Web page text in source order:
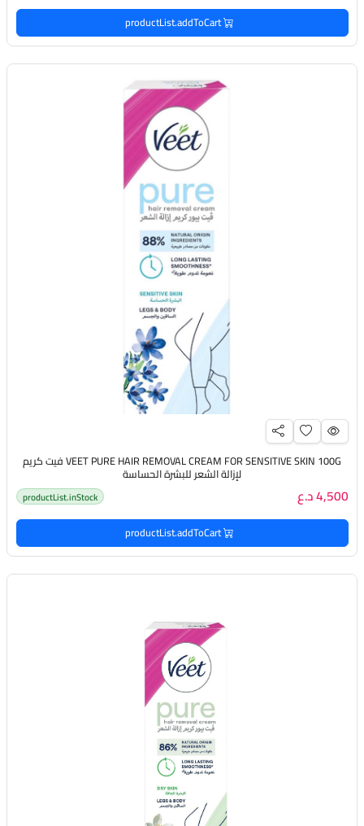
productList.addToCart
VEET PURE HAIR REMOVAL CREAM FOR SENSITIVE SKIN 100G فيت كريم
لإزالة الشعر للبشرة الحساسة
4,500 د.ع productList.inStock
productList.addToCart